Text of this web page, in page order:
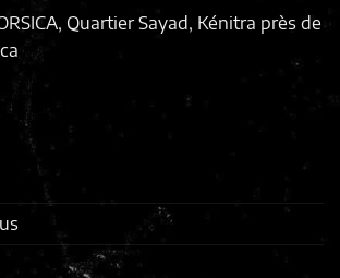
Quartier Sayad, Kénitra près de